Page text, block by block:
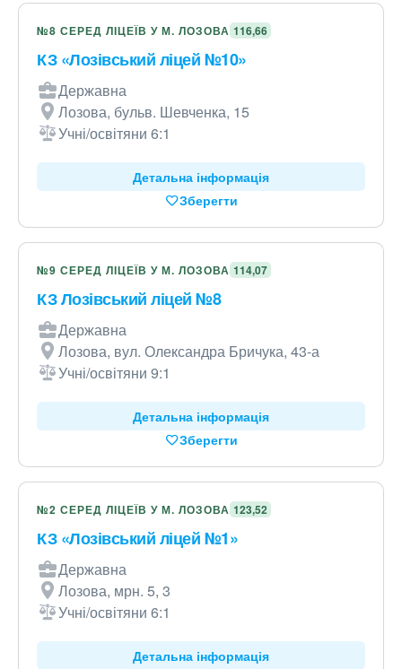
№8 СЕРЕД ЛІЦЕЇВ У М. ЛОЗОВА 116,66
КЗ «Лозівський ліцей №10»
Державна
Лозова, бульв. Шевченка, 15
Учні/освітяни 6:1
Детальна інформація
Зберегти
№9 СЕРЕД ЛІЦЕЇВ У М. ЛОЗОВА 114,07
КЗ Лозівський ліцей №8
Державна
Лозова, вул. Олександра Бричука, 43-а
Учні/освітяни 9:1
Детальна інформація
Зберегти
№2 СЕРЕД ЛІЦЕЇВ У М. ЛОЗОВА 123,52
КЗ «Лозівський ліцей №1»
Державна
Лозова, мрн. 5, 3
Учні/освітяни 6:1
Детальна інформація